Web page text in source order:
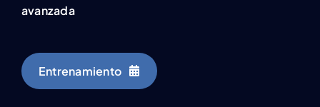
avanzada
Entrenamiento